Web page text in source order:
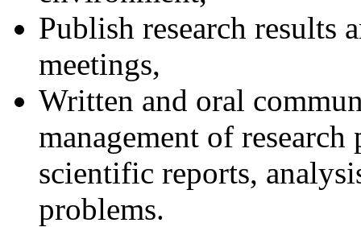
Publish research results
meetings,
Written and oral
management of research
scientific reports,
problems.